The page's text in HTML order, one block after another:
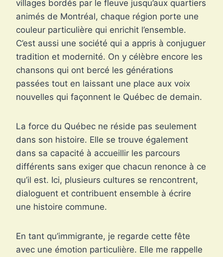
villages bordés par le fleuve jusqu’aux quartiers
animés de Montréal, chaque région porte une
couleur particulière qui enrichit l’ensemble.
C’est aussi une société qui a appris à conjuguer
tradition et modernité. On y célèbre encore les
chansons qui ont bercé les générations
passées tout en laissant une place aux voix
nouvelles qui façonnent le Québec de demain.
La force du Québec ne réside pas seulement
dans son histoire. Elle se trouve également
dans sa capacité à accueillir les parcours
différents sans exiger que chacun renonce à ce
qu’il est. Ici, plusieurs cultures se rencontrent,
dialoguent et contribuent ensemble à écrire
une histoire commune.
En tant qu’immigrante, je regarde cette fête
avec une émotion particulière. Elle me rappelle